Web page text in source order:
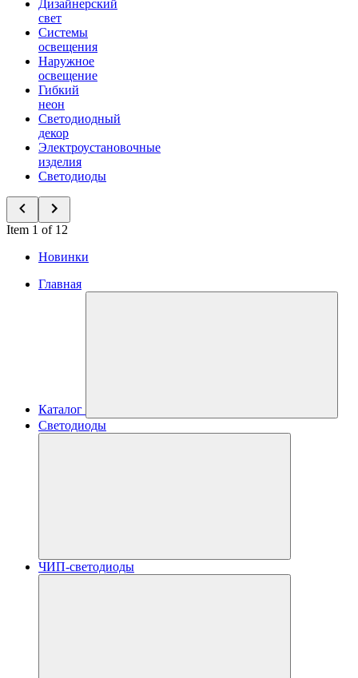
Дизайнерский
свет
Системы
освещения
Наружное
освещение
Гибкий
неон
Светодиодный
декор
Электроустановочные
изделия
Светодиоды
Item 1 of 12
Новинки
Главная
Каталог
Светодиоды
ЧИП-светодиоды